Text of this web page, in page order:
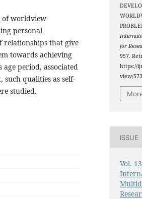
of worldview
personal
relationships that give
towards achieving
period, associated
qualities as self-
studied.
for
957.
https://
view/
ISSUE
Vol.